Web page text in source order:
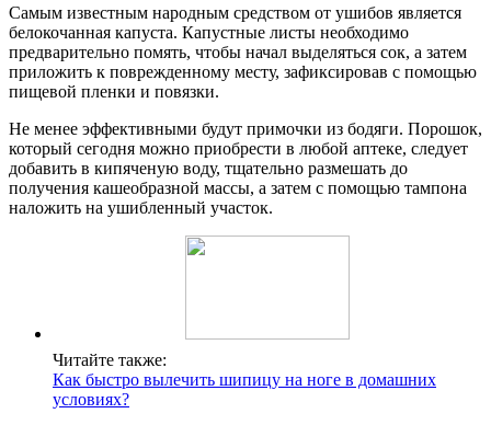
Самым известным народным средством от ушибов является
белокочанная капуста. Капустные листы необходимо
предварительно помять, чтобы начал выделяться сок, а затем
приложить к поврежденному месту, зафиксировав с помощью
пищевой пленки и повязки.
Не менее эффективными будут примочки из бодяги. Порошок,
который сегодня можно приобрести в любой аптеке, следует
добавить в кипяченую воду, тщательно размешать до
получения кашеобразной массы, а затем с помощью тампона
наложить на ушибленный участок.
Читайте также:
Как быстро вылечить шипицу на ноге в домашних
условиях?